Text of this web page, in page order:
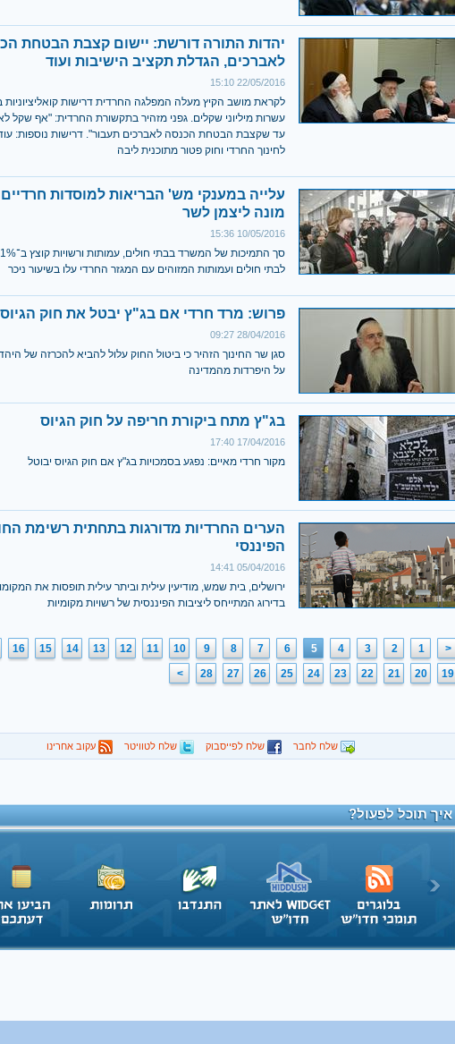
יהדות התורה דורשת: יישום קצבת הבטחת
לאברכים, הגדלת תקציב הישיבות ועוד
22/05/2016 15:10
לקראת מושב הקיץ מעלה המפלגה החרדית דרישות קואליציוניות
עשרות מיליוני שקלים. גפני מזהיר בתקשורת החרדית: "אף שקל לא
עד שקצבת הבטחת הכנסה לאברכים תעבור". דרישות נוספות:
לחינוך החרדי וחוק פטור מתוכנית ליבה
עלייה במענקי מש' הבריאות למוסדות
מונה ליצמן לשר
10/05/2016 15:36
לבתי חולים ועמותות המזוהים עם המגזר החרדי עלו בשיעור ניכר
פרוש: מרד חרדי אם בג"ץ יבטל את חוק הגיוס
28/04/2016 09:27
סגן שר החינוך הזהיר כי ביטול החוק עלול להביא להכרזה של
על היפרדות מהמדינה
בג"ץ מתח ביקורת חריפה על חוק הגיוס
17/04/2016 17:40
מקור חרדי מאיים: נפגע בסמכויות בג"ץ אם חוק הגיוס יבוטל
הערים החרדיות מדורגות בתחתית רשימת
הפיננסי
05/04/2016 14:41
ירושלים, בית שמש, מודיעין עילית וביתר עילית תופסות את
בדירוג המתייחס ליציבות הפיננסית של רשויות מקומיות
<
1
2
3
4
5
6
7
8
9
10
11
12
13
14
15
16
19
20
21
22
23
24
25
26
27
28
>
שלח לחבר שלח לפייסבוק שלח לטוויטר עקוב אחרינו
איך תוכל לפעול?